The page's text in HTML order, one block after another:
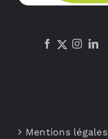
Mentions légales